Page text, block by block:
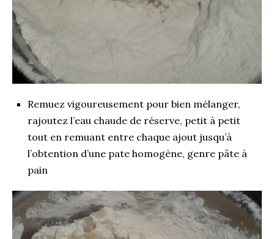
Remuez vigoureusement pour bien mélanger,
rajoutez l’eau chaude de réserve, petit à petit
tout en remuant entre chaque ajout jusqu’à
l’obtention d’une pate homogène, genre pâte à
pain